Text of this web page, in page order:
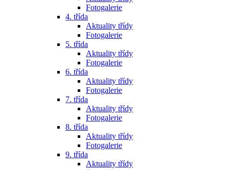
Fotogalerie
4. třída
Aktuality třídy
Fotogalerie
5. třída
Aktuality třídy
Fotogalerie
6. třída
Aktuality třídy
Fotogalerie
7. třída
Aktuality třídy
Fotogalerie
8. třída
Aktuality třídy
Fotogalerie
9. třída
Aktuality třídy